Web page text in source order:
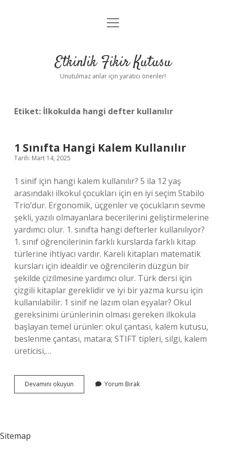
Anasayfa
Yasal Uyarı
menüyü
Etkinlik Fikir Kutusu
Unutulmaz anlar için yaratıcı öneriler!
Etiket: İlkokulda hangi defter kullanılır
1 Sınıfta Hangi Kalem Kullanılır
Tarih: Mart 14, 2025
1 sinif için hangi kalem kullanılır? 5 ila 12 yaş
arasındaki ilkokul çocukları için en iyi seçim Stabilo
Trio’dur. Ergonomik, üçgenler ve çocukların sevme
şekli, yazılı olmayanlara becerilerini geliştirmelerine
yardımcı olur. 1. sınıfta hangi defterler kullanılıyor?
1. sınıf öğrencilerinin farklı kurslarda farklı kitap
türlerine ihtiyacı vardır. Kareli kitapları matematik
kursları için idealdir ve öğrencilerin düzgün bir
şekilde çizilmesine yardımcı olur. Türk dersi için
çizgili kitaplar gereklidir ve iyi bir yazma kursu için
kullanılabilir. 1 sinif ne lazım olan eşyalar? Okul
gereksinimi ürünlerinin olması gereken ilkokula
başlayan temel ürünler: okul çantası, kalem kutusu,
beslenme çantası, matara; STIFT tipleri, silgi, kalem
üreticisi,…
Devamını okuyun
Sınıfta
Yorum Bırak
Sitemap